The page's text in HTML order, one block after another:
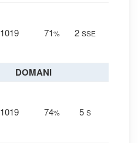
1019 71% 2 SSE
DOMANI
1019 74% 5 S